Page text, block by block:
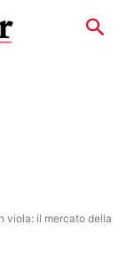
viola: il mercato della